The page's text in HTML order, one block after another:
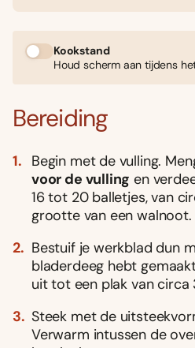
Kookstand
Houd scherm aan tijdens
Bereiding
Begin met de vulling.
voor de vulling en
16 tot 20 balletjes, van
grootte van een walnoot.
Bestuif je werkblad dun
bladerdeeg hebt
uit tot een plak van circa
Steek met de
Verwarm intussen de